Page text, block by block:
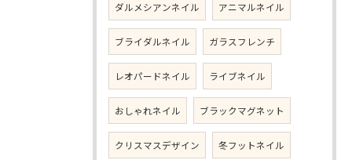
ダルメシアンネイル アニマルネイル
ブライダルネイル ガラスフレンチ
レオパードネイル ライブネイル
おしゃれネイル ブラックマグネット
クリスマスデザイン 冬フットネイル